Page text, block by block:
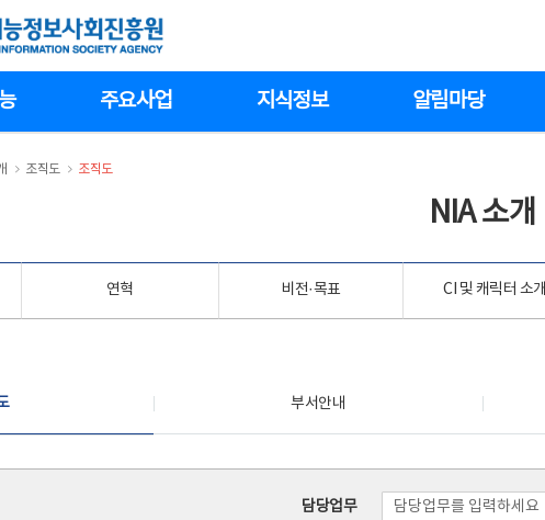
주요사업 지식정보 알림마당
>
조직도 >
조직도
NIA 소개
연혁 비전·목표 CI 및 캐릭터 소개
부서안내
담당업무